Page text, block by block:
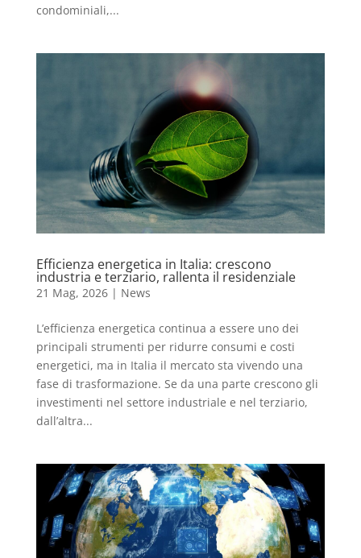
condominiali,...
Efficienza energetica in Italia: crescono
industria e terziario, rallenta il residenziale
21 Mag, 2026| News
L’efficienza energetica continua a essere uno dei
principali strumenti per ridurre consumi e costi
energetici, ma in Italia il mercato sta vivendo una
fase di trasformazione. Se da una parte crescono gli
investimenti nel settore industriale e nel terziario,
dall’altra...